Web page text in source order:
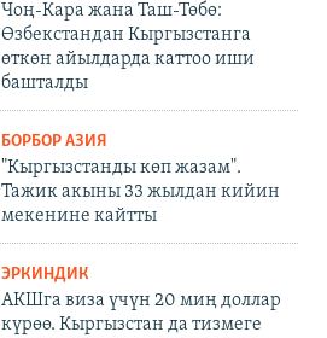
Чоң-Кара жана Таш-Төбө:
Өзбекстандан Кыргызстанга
өткөн айылдарда каттоо иши
башталды
БОРБОР АЗИЯ
"Кыргызстанды көп жазам".
Тажик акыны 33 жылдан кийин
мекенине кайтты
ЭРКИНДИК
АКШга виза үчүн 20 миң доллар
күрөө. Кыргызстан да тизмеге